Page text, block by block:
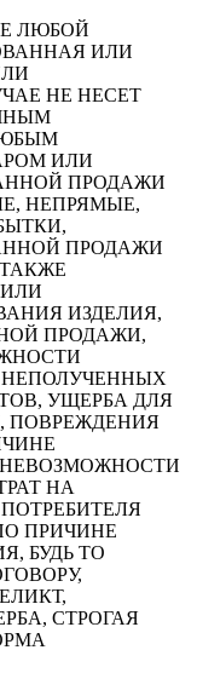
ЛЮБОЙ
ИЛИ
НЕ НЕСЕТ
ИЛИ
ПРОДАЖИ
НЕПРЯМЫЕ,
ПРОДАЖИ
ИЗДЕЛИЯ,
ПРОДАЖИ,
УЩЕРБА ДЛЯ
ПОВРЕЖДЕНИЯ
НА
ПРИЧИНЕ
БУДЬ ТО
СТРОГАЯ